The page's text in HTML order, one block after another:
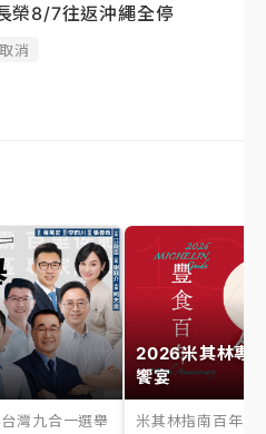
榮8/7往返沖繩全停
消
灣九合一選舉
2026米其林專
饗宴
米其林指南百年之